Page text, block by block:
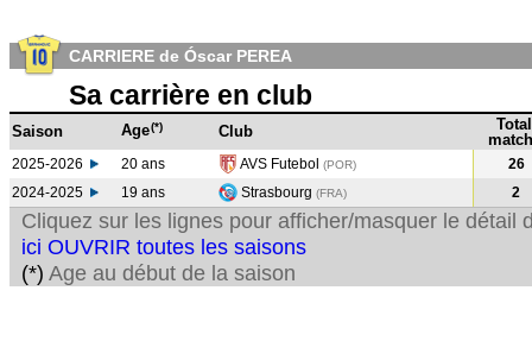
CARRIERE de Óscar PEREA
Sa carrière en club
Saison Age(*) Club
Total
2025-2026 20 ans AVS Futebol (POR)
26
2024-2025
19 ans Strasbourg (FRA) 2
Cliquez sur les lignes pour afficher/masquer le détail
ici OUVRIR toutes les saisons
(*) Age au début de la saison